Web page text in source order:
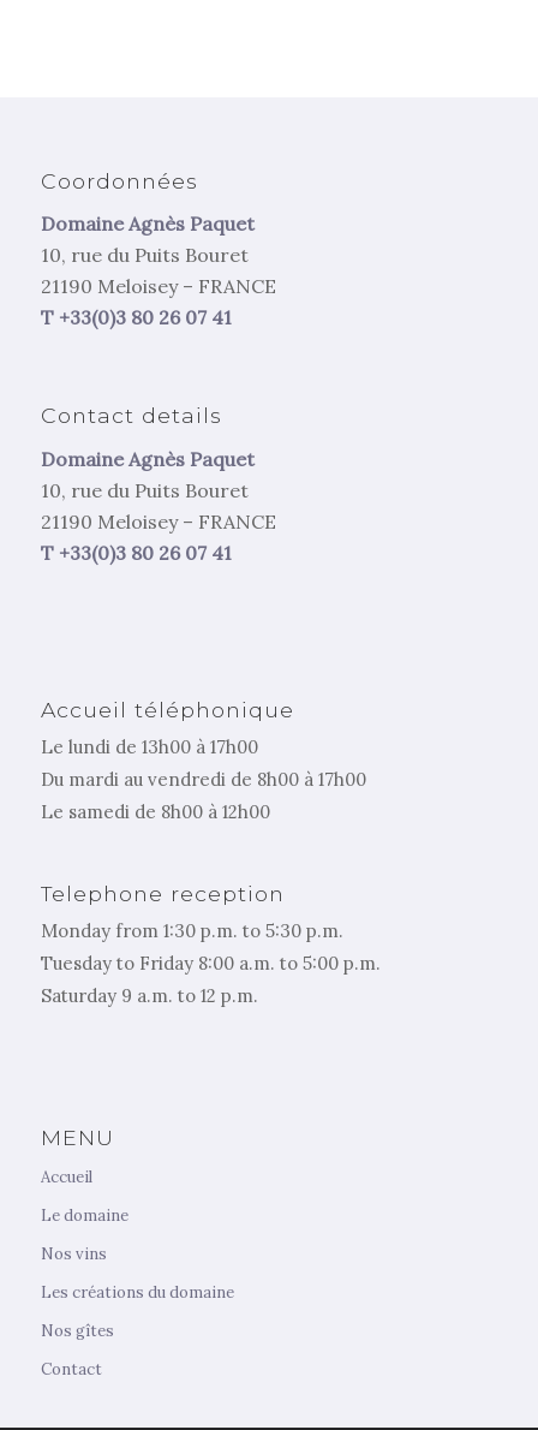
Coordonnées
Domaine Agnès Paquet
10, rue du Puits Bouret
21190 Meloisey – FRANCE
T +33(0)3 80 26 07 41
Contact details
Domaine Agnès Paquet
10, rue du Puits Bouret
21190 Meloisey – FRANCE
T +33(0)3 80 26 07 41
Accueil téléphonique
Le lundi de 13h00 à 17h00
Du mardi au vendredi de 8h00 à 17h00
Le samedi de 8h00 à 12h00
Telephone reception
Monday from 1:30 p.m. to 5:30 p.m.
Tuesday to Friday 8:00 a.m. to 5:00 p.m.
Saturday 9 a.m. to 12 p.m.
MENU
Accueil
Le domaine
Nos vins
Les créations du domaine
Nos gîtes
Contact